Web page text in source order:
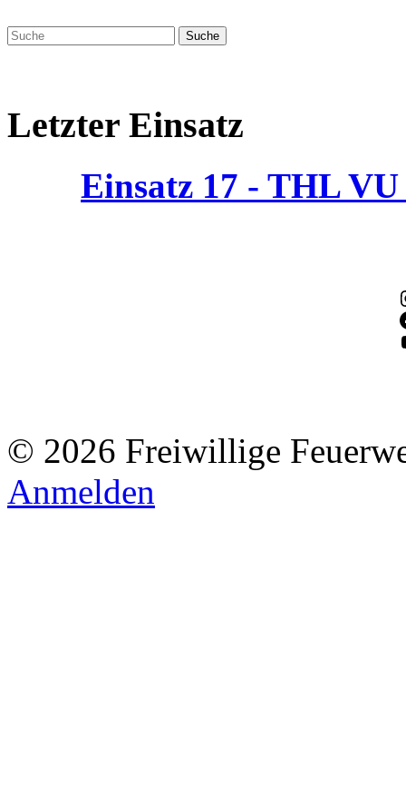
Letzter Einsatz
Einsatz 17 - THL
© 2026 Freiwillige
Anmelden